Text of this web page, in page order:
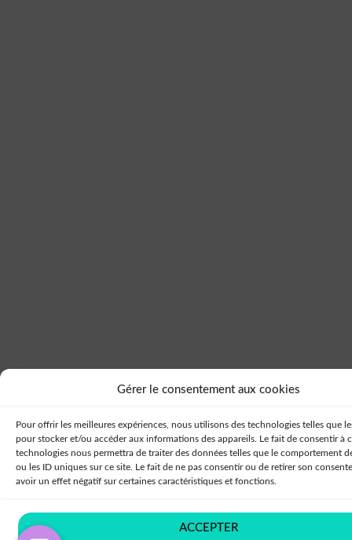
Gérer le consentement aux cookies
Pour offrir les meilleures expériences, nous utilisons des technologies telles que
pour stocker et/ou accéder aux informations des appareils. Le fait de consentir à
technologies nous permettra de traiter des données telles que le comportement
ou les ID uniques sur ce site. Le fait de ne pas consentir ou de retirer son
avoir un effet négatif sur certaines caractéristiques et fonctions.
ACCEPTER